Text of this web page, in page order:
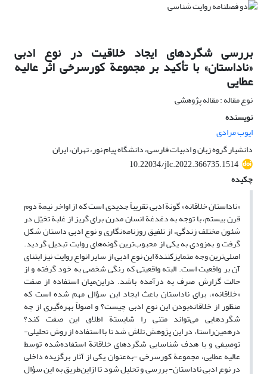
بررسی شگردهای ایجاد خلاقیت در نوع ادبی
«ناداستان» با تأکید بر مجموعة کورسرخی اثر عالیه
عطایی
نوع مقاله : مقاله پژوهشی
نویسنده
ایوب مرادی
دانشیار گروه زبان و ادبیات فارسی، دانشگاه پیام نور، تهران، ایران
10.22034/jlc.2022.366735.1514
چکیده
«ناداستان خلاقانه» گونة ادبی تقریباً جدیدی است که از اواخر نیمة دوم
قرن بیستم، با توجه به دغدغة انسان مدرن برای گریز از غلبة تخیّل در
شئون مختلف زندگی، از تلفیق روزنامه‌نگاری و نوع ادبی داستان شکل
گرفت و به‌زودی به یکی از محبوب‌ترین گونه‌های روایت تبدیل گردید.
اصلی‌ترین وجه متمایزکنندة این نوع ادبی از سایر انواع روایت نیز ابتنای
آن بر واقعیت است. البته واقعیتی که رنگی شخصی به خود گرفته و از
حالت گزارش صرف به درآمده باشد. دراین‌میان استفاده از صفت
«خلاقانه»، برای ناداستان باعث ایجاد این سؤال مهم شده است که
منظور از خلاقانه‌بودن این نوع ادبی چیست؟ و اصولاً بهره‌گیری از چه
شگردهایی می‌تواند متنی را شایستة اطلاق این صفت کند؟
درهمین‌راستا، در این پژوهش تلاش شد تا با استفاده از روش تحلیلی-
توصیفی و با هدف شناسایی شگردهای خلاقانة استفاده‌شده توسط
عالیه عطایی، مجموعة کورسرخی -به‌عنوان یکی از آثار برگزیده داخلی
در نوع ادبی ناداستان- بررسی و تحلیل شود تا ازاین‌طریق به این سؤال